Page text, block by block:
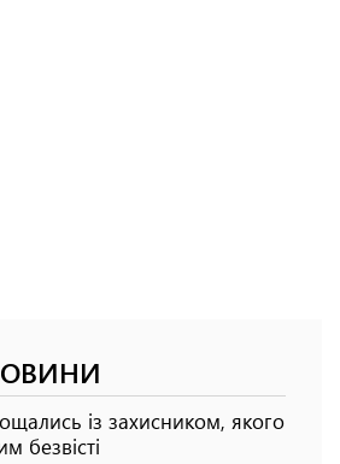
із захисником, якого
безвісті